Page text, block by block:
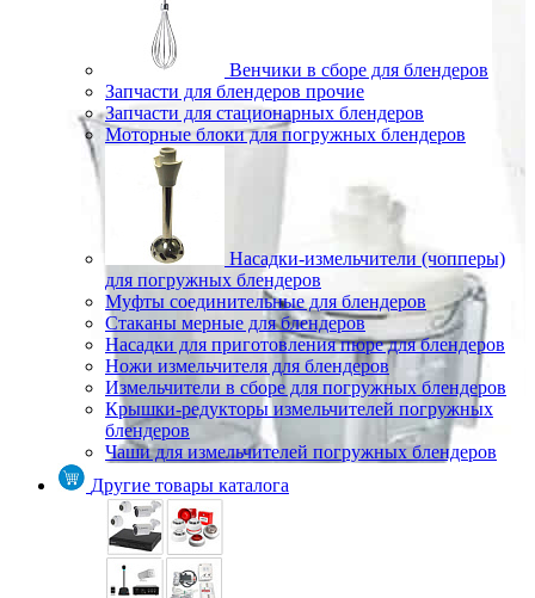
Венчики в сборе для блендеров
Запчасти для блендеров прочие
Запчасти для стационарных блендеров
Моторные блоки для погружных блендеров
Насадки-измельчители (чопперы)
для погружных блендеров
Муфты соединительные для блендеров
Стаканы мерные для блендеров
Насадки для приготовления пюре для блендеров
Ножи измельчителя для блендеров
Измельчители в сборе для погружных блендеров
Крышки-редукторы измельчителей погружных
блендеров
Чаши для измельчителей погружных блендеров
Другие товары каталога